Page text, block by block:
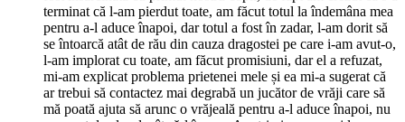
terminat că l-am pierdut toate, am făcut totul la îndemâna mea
pentru a-l aduce înapoi, dar totul a fost în zadar, l-am dorit să
se întoarcă atât de rău din cauza dragostei pe care i-am avut-o,
l-am implorat cu toate, am făcut promisiuni, dar el a refuzat,
mi-am explicat problema prietenei mele și ea mi-a sugerat că
ar trebui să contactez mai degrabă un jucător de vrăji care să
mă poată ajuta să arunc o vrăjeală pentru a-l aduce înapoi, nu